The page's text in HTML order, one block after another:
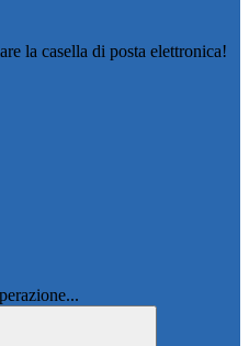
la casella di posta elettronica!